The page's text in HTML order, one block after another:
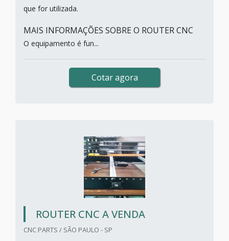
que for utilizada.
MAIS INFORMAÇÕES SOBRE O ROUTER CNC
O equipamento é fun...
Cotar agora
ROUTER CNC A VENDA
CNC PARTS / SÃO PAULO - SP